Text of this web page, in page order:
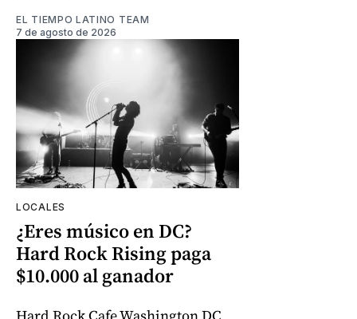
EL TIEMPO LATINO TEAM
7 de agosto de 2026
LOCALES
¿Eres músico en DC?
Hard Rock Rising paga
$10.000 al ganador